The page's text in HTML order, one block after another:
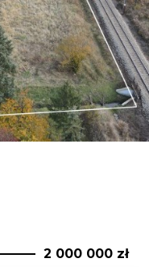
2 000 000 zł